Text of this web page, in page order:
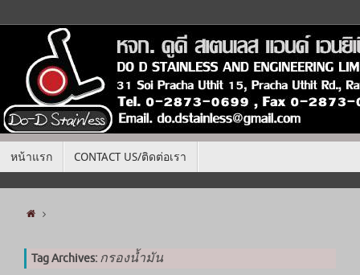
หน้าแรก CONTACT US/ติดต่อเรา
Tag Archives: กรองน้ำมัน